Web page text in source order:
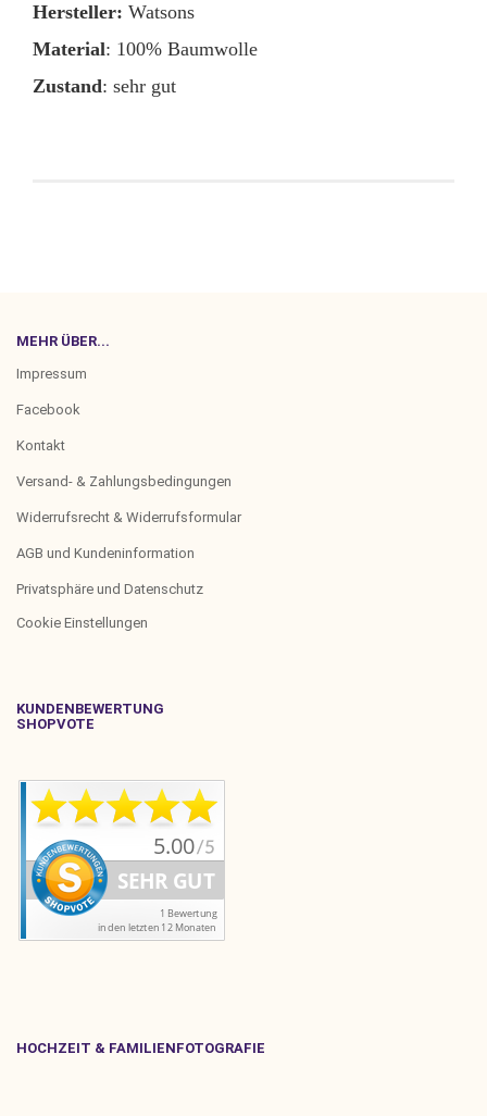
Hersteller: Watsons
Material: 100% Baumwolle
Zustand: sehr gut
MEHR ÜBER...
Impressum
Facebook
Kontakt
Versand- & Zahlungsbedingungen
Widerrufsrecht & Widerrufsformular
AGB und Kundeninformation
Privatsphäre und Datenschutz
Cookie Einstellungen
KUNDENBEWERTUNG
SHOPVOTE
HOCHZEIT & FAMILIENFOTOGRAFIE